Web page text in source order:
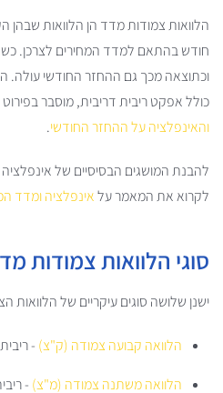
הלוואות צמודות מדד הן הלוואות
חודש בהתאם למדד המחירים לצרכן.
וכתוצאה מכך גם ההחזר החודשי עולה.
כולל אפקט ריבית דריבית, מוסבר
והאינפלציה על ההחזר החודשי.
להבנת המושגים הבסיסיים של
לקרוא את המאמר עלאינפלציה ומדד
סוגי הלוואות צמודות
ישנן שלושה סוגים עיקריים של הלוואות
הלוואה קבועה צמודה (ק"צ) -
הלוואה משתנה צמודה (מ"צ) -